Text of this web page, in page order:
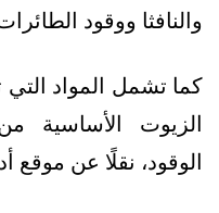
والنافثا ووقود
كما تشمل المواد
الزيوت الأساسية
الوقود، نقلًا عن موقع